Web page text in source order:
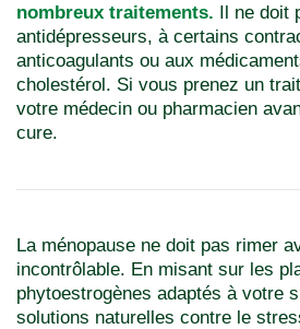
nombreux traitements. Il ne doit
antidépresseurs, à certains
anticoagulants ou aux
cholestérol. Si vous prenez un
votre médecin ou pharmacien
cure.
La ménopause ne doit pas rimer
incontrôlable. En misant sur les
phytoestrogènes adaptés à votre
solutions naturelles contre le